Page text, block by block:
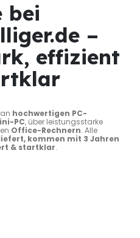
bei
–
effizient
hochwertigen PC-
PC, über leistungsstarke
Office-Rechnern. Alle
kommen mit 3 Jahren
& startklar.